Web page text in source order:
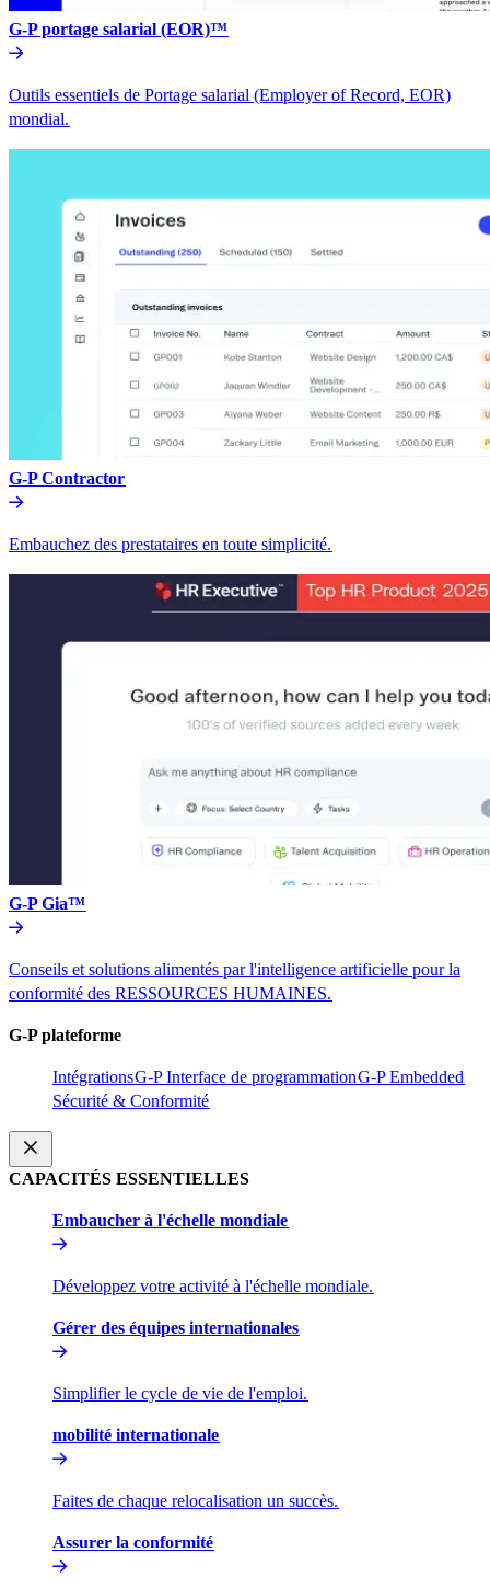
G-P portage salarial (EOR)™​​
Outils essentiels de Portage salarial (Employer of Record, EOR)
mondial.​​
G-P Contractor​​
Embauchez des prestataires en toute simplicité.​​
G-P Gia™​​
Conseils et solutions alimentés par l'intelligence artificielle pour la
conformité des RESSOURCES HUMAINES.​​
G-P plateforme​​
Intégrations​​G-P Interface de programmation​​G-P Embedded​​
Sécurité & Conformité​​
CAPACITÉS ESSENTIELLES​​
Embaucher à l'échelle mondiale​​
Développez votre activité à l'échelle mondiale.​​
Gérer des équipes internationales​​
Simplifier le cycle de vie de l'emploi.​​
mobilité internationale​​
Faites de chaque relocalisation un succès.​​
Assurer la conformité​​